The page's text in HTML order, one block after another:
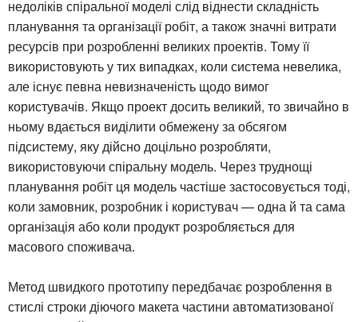
недоліків спіральної моделі слід віднести складність
планування та організації робіт, а також значні витрати
ресурсів при розробленні великих проектів. Тому її
використовують у тих випадках, коли система невелика,
але існує певна невизначеність щодо вимог
користувачів. Якщо проект досить великий, то звичайно в
ньому вдається виділити обмежену за обсягом
підсистему, яку дійсно доцільно розробляти,
використовуючи спіральну модель. Через труднощі
планування робіт ця модель частіше застосовується тоді,
коли замовник, розробник і користувач — одна й та сама
організація або коли продукт розробляється для
масового споживача.
Метод швидкого прототипу передбачає розроблення в
стислі строки діючого макета частини автоматизованої